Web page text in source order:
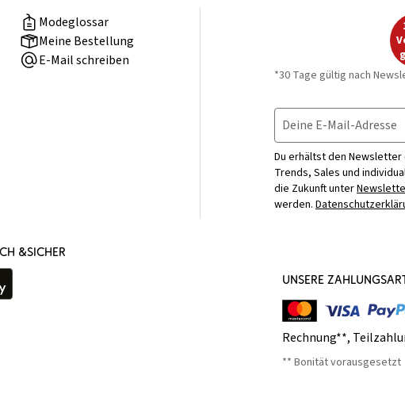
Modeglossar
Meine Bestellung
E-Mail schreiben
*30 Tage gültig nach
Deine E-Mail-Adresse
Du erhältst den
Trends, Sales und
die Zukunft unter
werden.
&SICHER
UNSERE
Rechnung**,
** Bonität vorausgesetzt